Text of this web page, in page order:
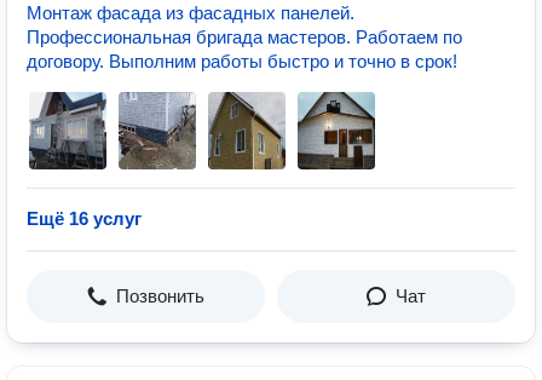
Монтаж фасада из фасадных панелей.
Профессиональная бригада мастеров. Работаем по
договору. Выполним работы быстро и точно в срок!
Ещё 16 услуг
Позвонить Чат